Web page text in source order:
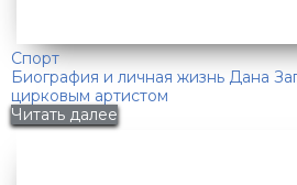
Спорт
Биография и личная жизнь Дана
цирковым артистом
Читать далее